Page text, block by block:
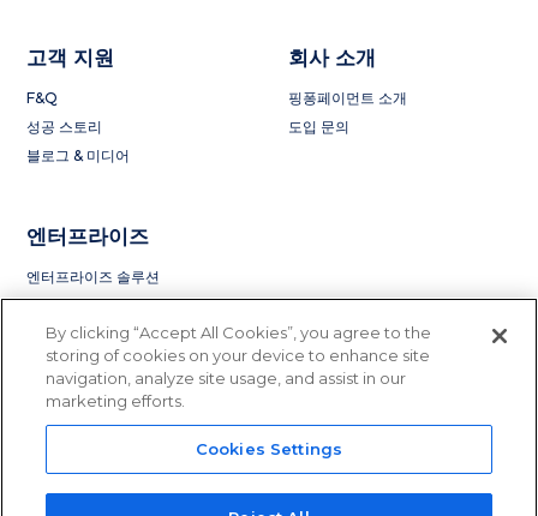
고객 지원
F&Q
성공 스토리
블로그 & 미디어
회사 소개
핑퐁페이먼트 소개
도입 문의
엔터프라이즈
엔터프라이즈 솔루션
Terms of Service
License and Regulation
By clicking “Accept All Cookies”, you agree to the
storing of cookies on your device to enhance site
navigation, analyze site usage, and assist in our
marketing efforts.
Cookies Settings